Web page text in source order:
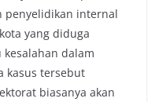
penyelidikan internal
yang diduga
dalam
kasus tersebut
biasanya akan